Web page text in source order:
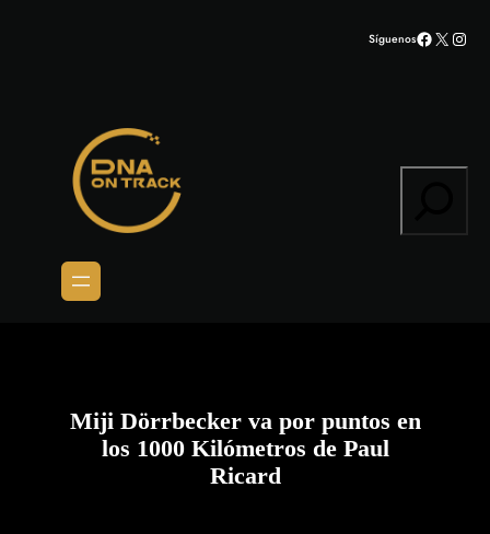
SíguenosFacebook
X
Miji Dörrbecker va por puntos en
los 1000 Kilómetros de Paul
Ricard